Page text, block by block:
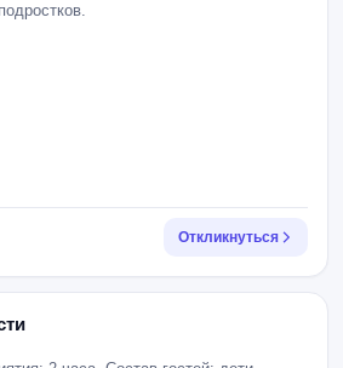
Откликнуться